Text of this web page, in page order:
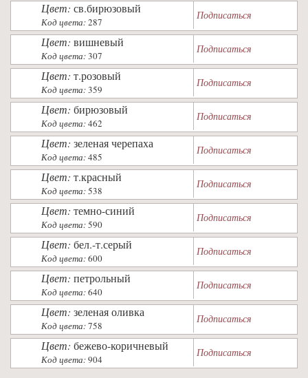
Цвет: св.бирюзовый
Код цвета:287
Подписаться
Цвет: вишневый
Код цвета:307
Подписаться
Цвет: т.розовый
Код цвета:359
Подписаться
Цвет: бирюзовый
Код цвета:462
Подписаться
Цвет: зеленая черепаха
Код цвета:485
Подписаться
Цвет: т.красный
Код цвета:538
Подписаться
Цвет: темно-синий
Код цвета:590
Подписаться
Цвет: бел.-т.серый
Код цвета:600
Подписаться
Цвет: петрольный
Код цвета:640
Подписаться
Цвет: зеленая оливка
Код цвета:758
Подписаться
Цвет: бежево-коричневый
Код цвета:904
Подписаться